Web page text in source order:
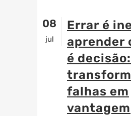
08
jul
Errar é
aprender
é
falhas em
vantagem